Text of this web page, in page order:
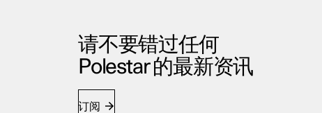
请不要错过任何
Polestar 的最新资讯
订阅